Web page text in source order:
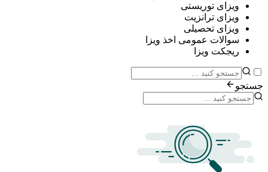
توریستی
ترانزیت
تحصیلی
عمومی اخذ ویزا
ویزا